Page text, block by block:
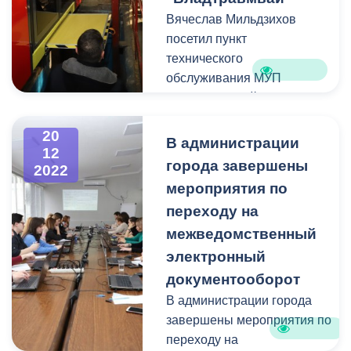
его идейных
вдохновителей, в
частности, Казбека
Умаровича Таутиева
(руководитель
Владикавказ!»), и всех
работу, творческий подход
и любовь к родному
городу.
Вячеслав Мильдзихов
посетил пункт
технического
обслуживания МУП
трамвай из
О характеристиках и
преимуществах новых
вагонов главе города
рассказал начальник
участка сервисного
обслуживания АО
Владимир Желтоногов.
20
12
2022
В администрации
города завершены
мероприятия по
переходу на
межведомственный
электронный
документооборот
В администрации города
завершены мероприятия по
переходу на